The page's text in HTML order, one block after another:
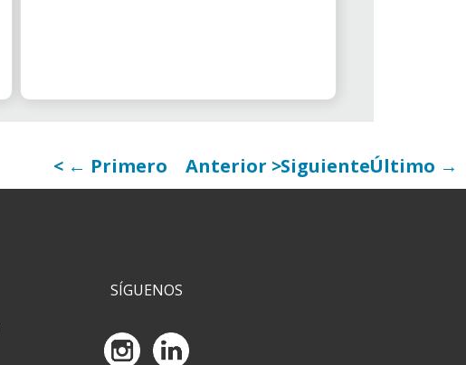
mejora de la calidad de vida de la
← Primero Anterior SiguienteÚltimo →
SÍGUENOS